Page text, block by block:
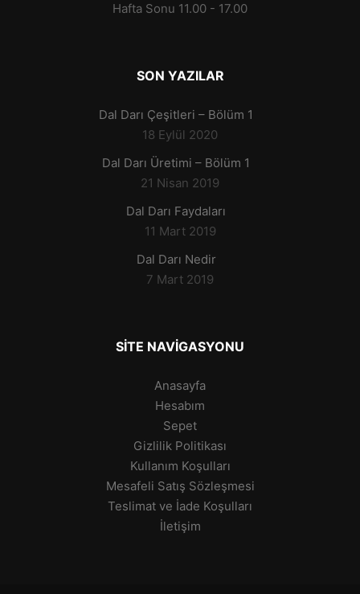
Hafta Sonu 11.00 - 17.00
SON YAZILAR
Dal Darı Çeşitleri – Bölüm 1
18 Eylül 2020
Dal Darı Üretimi – Bölüm 1
21 Nisan 2019
Dal Darı Faydaları
11 Mart 2019
Dal Darı Nedir
7 Mart 2019
SITE NAVIGASYONU
Anasayfa
Hesabım
Sepet
Gizlilik Politikası
Kullanım Koşulları
Mesafeli Satış Sözleşmesi
Teslimat ve İade Koşulları
İletişim